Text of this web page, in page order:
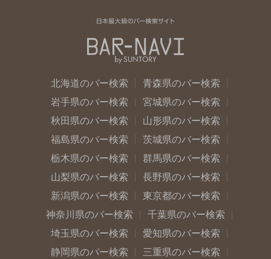
北海道のバー検索
青森県のバー検索
岩手県のバー検索
宮城県のバー検索
秋田県のバー検索
山形県のバー検索
福島県のバー検索
茨城県のバー検索
栃木県のバー検索
群馬県のバー検索
山梨県のバー検索
長野県のバー検索
新潟県のバー検索
東京都のバー検索
神奈川県のバー検索
千葉県のバー検索
埼玉県のバー検索
愛知県のバー検索
静岡県のバー検索
三重県のバー検索